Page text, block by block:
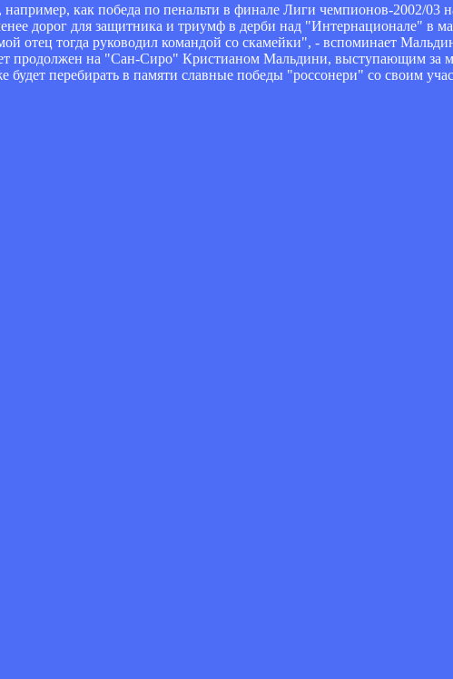
как победа по пенальти в финале Лиги чемпионов-2002/03
дорог для защитника и триумф в дерби над "Интернационале" в
отец тогда руководил командой со скамейки", - вспоминает
продолжен на "Сан-Сиро" Кристианом Мальдини, выступающим за
перебирать в памяти славные победы "россонери" со своим